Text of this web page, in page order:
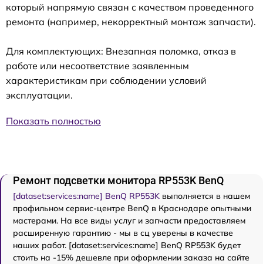
который напрямую связан с качеством проведенного
ремонта (например, некорректный монтаж запчасти).
Для комплектующих: Внезапная поломка, отказ в
работе или несоответствие заявленным
характеристикам при соблюдении условий
эксплуатации.
Показать полностью
Ремонт подсветки монитора RP553K BenQ
[dataset:services:name] BenQ RP553K выполняется в нашем
профильном сервис-центре BenQ в Краснодаре опытными
мастерами. На все виды услуг и запчасти предоставляем
расширенную гарантию - мы в сц уверены в качестве
наших работ. [dataset:services:name] BenQ RP553K будет
стоить на -15% дешевле при оформлении заказа на сайте